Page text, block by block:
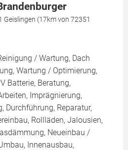
(17km von 72351
/ Wartung, Dach
Wartung / Optimierung,
Batterie, Beratung,
Imprägnierung,
Durchführung, Reparatur,
Rollläden, Jalousien,
Neueinbau /
Innenausbau,